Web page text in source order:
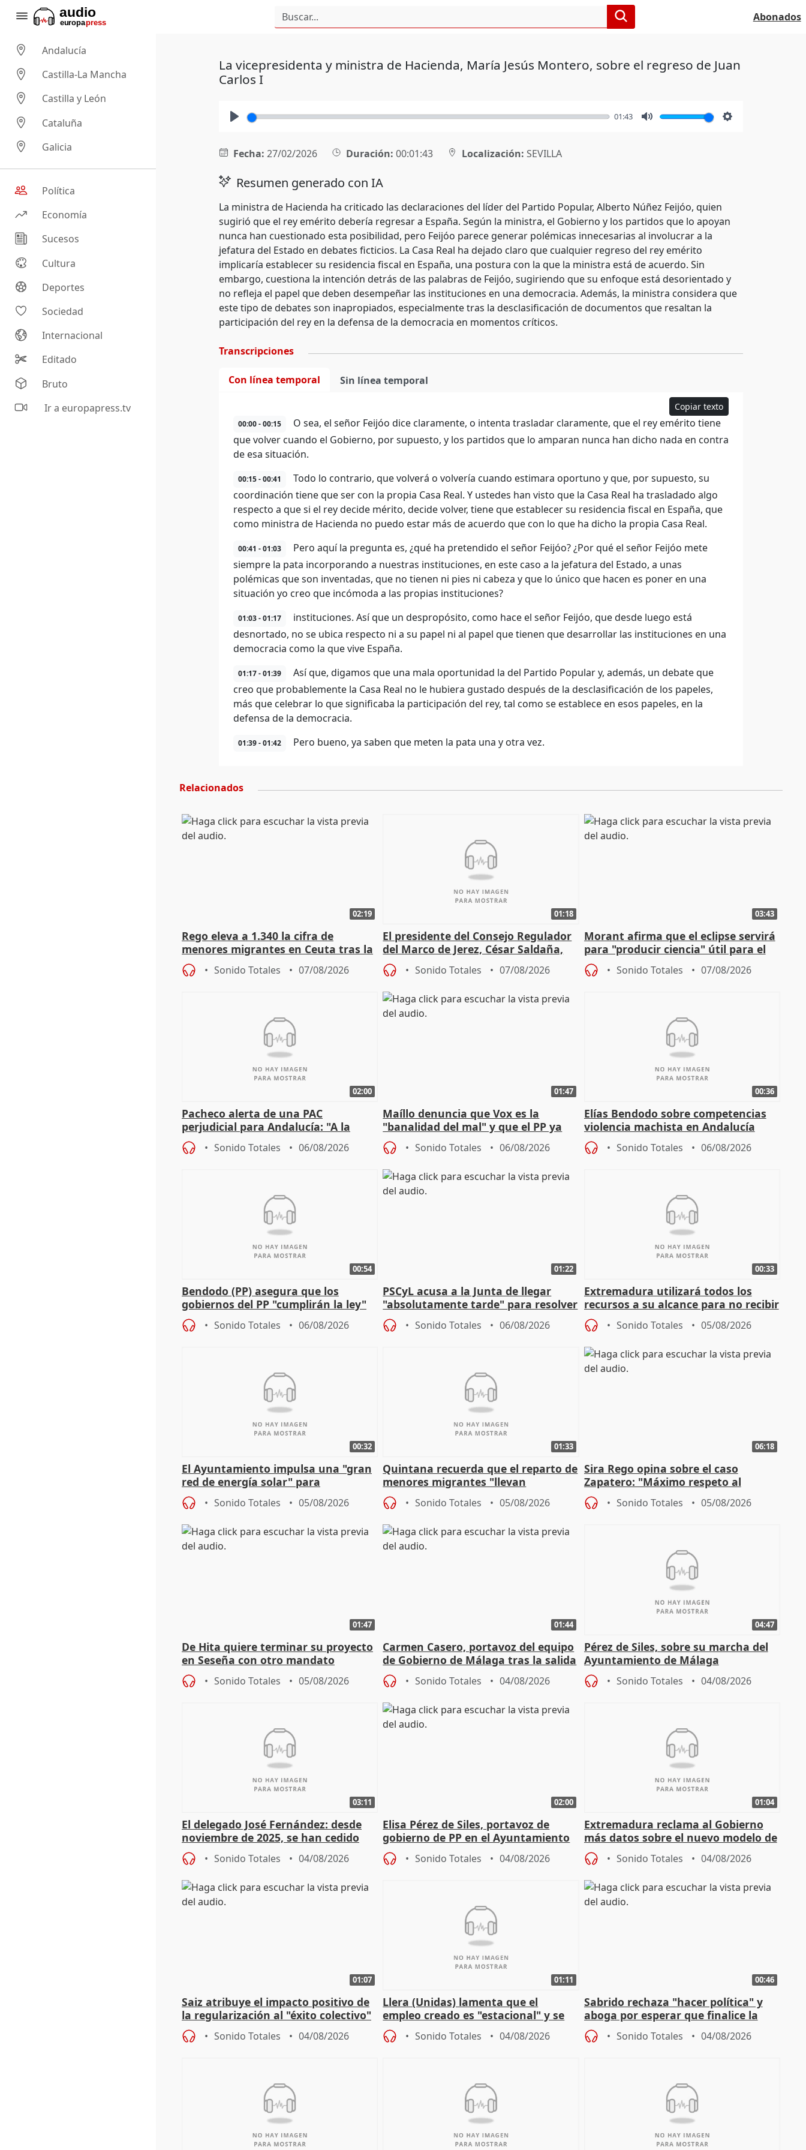
Abonados
Andalucía
Castilla-La Mancha
Castilla y León
Cataluña
Galicia
Política
Economía
Sucesos
Cultura
Deportes
Sociedad
Internacional
Editado
Bruto
Ir a europapress.tv
La vicepresidenta y ministra de Hacienda, María Jesús Montero, sobre el regreso de Juan
Carlos I
01:43
Fecha: 27/02/2026 Duración: 00:01:43 Localización: SEVILLA
Resumen generado con IA
La ministra de Hacienda ha criticado las declaraciones del líder del Partido Popular, Alberto Núñez Feijóo, quien
sugirió que el rey emérito debería regresar a España. Según la ministra, el Gobierno y los partidos que lo apoyan
nunca han cuestionado esta posibilidad, pero Feijóo parece generar polémicas innecesarias al involucrar a la
jefatura del Estado en debates ficticios. La Casa Real ha dejado claro que cualquier regreso del rey emérito
implicaría establecer su residencia fiscal en España, una postura con la que la ministra está de acuerdo. Sin
embargo, cuestiona la intención detrás de las palabras de Feijóo, sugiriendo que su enfoque está desorientado y
no refleja el papel que deben desempeñar las instituciones en una democracia. Además, la ministra considera que
este tipo de debates son inapropiados, especialmente tras la desclasificación de documentos que resaltan la
participación del rey en la defensa de la democracia en momentos críticos.
Transcripciones
Con línea temporal Sin línea temporal
Copiar texto
00:00 - 00:15
O sea, el señor Feijóo dice claramente, o intenta trasladar claramente, que el rey emérito tiene
que volver cuando el Gobierno, por supuesto, y los partidos que lo amparan nunca han dicho nada en contra
de esa situación.
00:15 - 00:41
Todo lo contrario, que volverá o volvería cuando estimara oportuno y que, por supuesto, su
coordinación tiene que ser con la propia Casa Real. Y ustedes han visto que la Casa Real ha trasladado algo
respecto a que si el rey decide mérito, decide volver, tiene que establecer su residencia fiscal en España, que
como ministra de Hacienda no puedo estar más de acuerdo que con lo que ha dicho la propia Casa Real.
00:41 - 01:03
Pero aquí la pregunta es, ¿qué ha pretendido el señor Feijóo? ¿Por qué el señor Feijóo mete
siempre la pata incorporando a nuestras instituciones, en este caso a la jefatura del Estado, a unas
polémicas que son inventadas, que no tienen ni pies ni cabeza y que lo único que hacen es poner en una
situación yo creo que incómoda a las propias instituciones?
01:03 - 01:17
instituciones. Así que un despropósito, como hace el señor Feijóo, que desde luego está
desnortado, no se ubica respecto ni a su papel ni al papel que tienen que desarrollar las instituciones en una
democracia como la que vive España.
01:17 - 01:39
Así que, digamos que una mala oportunidad la del Partido Popular y, además, un debate que
creo que probablemente la Casa Real no le hubiera gustado después de la desclasificación de los papeles,
más que celebrar lo que significaba la participación del rey, tal como se establece en esos papeles, en la
defensa de la democracia.
01:39 - 01:42 Pero bueno, ya saben que meten la pata una y otra vez.
Relacionados
02:19
Rego eleva a 1.340 la cifra de
menores migrantes en Ceuta tras la
entrada masiva
Sonido Totales 07/08/2026
01:18
El presidente del Consejo Regulador
del Marco de Jerez, César Saldaña,
sobre exportaciones
Sonido Totales 07/08/2026
03:43
Morant afirma que el eclipse servirá
para "producir ciencia" útil para el
resto del mundo
Sonido Totales 07/08/2026
02:00
Pacheco alerta de una PAC
perjudicial para Andalucía: "A la
agricultura hay que protegerla"
Sonido Totales 06/08/2026
01:47
Maíllo denuncia que Vox es la
"banalidad del mal" y que el PP ya
asume todas sus tesis
Sonido Totales 06/08/2026
00:36
Elías Bendodo sobre competencias
violencia machista en Andalucía
Sonido Totales 06/08/2026
00:54
Bendodo (PP) asegura que los
gobiernos del PP "cumplirán la ley"
sobre los menores migrantes
Sonido Totales 06/08/2026
01:22
PSCyL acusa a la Junta de llegar
"absolutamente tarde" para resolver
problemas como Newcastle
Sonido Totales 06/08/2026
00:33
Extremadura utilizará todos los
recursos a su alcance para no recibir
más menores migrantes
Sonido Totales 05/08/2026
00:32
El Ayuntamiento impulsa una "gran
red de energía solar" para
autoconsumo
Sonido Totales 05/08/2026
01:33
Quintana recuerda que el reparto de
menores migrantes "llevan
aportación del Gobierno" central
Sonido Totales 05/08/2026
06:18
Sira Rego opina sobre el caso
Zapatero: "Máximo respeto al
proceso judicial"
Sonido Totales 05/08/2026
01:47
De Hita quiere terminar su proyecto
en Seseña con otro mandato
Sonido Totales 05/08/2026
01:44
Carmen Casero, portavoz del equipo
de Gobierno de Málaga tras la salida
de Pérez de Siles
Sonido Totales 04/08/2026
04:47
Pérez de Siles, sobre su marcha del
Ayuntamiento de Málaga
Sonido Totales 04/08/2026
03:11
El delegado José Fernández: desde
noviembre de 2025, se han cedido
9.810 ayudas por nacimiento
Sonido Totales 04/08/2026
02:00
Elisa Pérez de Siles, portavoz de
gobierno de PP en el Ayuntamiento
de Málaga, deja la política
Sonido Totales 04/08/2026
01:04
Extremadura reclama al Gobierno
más datos sobre el nuevo modelo de
financiación
Sonido Totales 04/08/2026
01:07
Saiz atribuye el impacto positivo de
la regularización al "éxito colectivo"
del Gobierno
Sonido Totales 04/08/2026
01:11
Llera (Unidas) lamenta que el
empleo creado es "estacional" y se
"esfumará" al acabar el verano
Sonido Totales 04/08/2026
00:46
Sabrido rechaza "hacer política" y
aboga por esperar que finalice la
investigación del incendio
Sonido Totales 04/08/2026